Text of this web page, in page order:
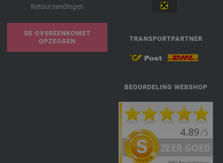
Retourzendingen
DE OVEREENKOMST
OPZEGGEN
TRANSPORTPARTNER
BEOORDELING WEBSHOP